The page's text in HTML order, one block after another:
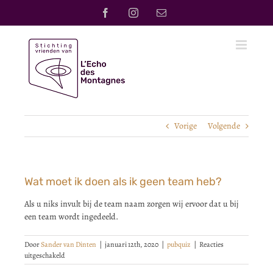
FacebookInstagram
E-
Vorige Volgende
Wat moet ik doen als ik geen team heb?
Als u niks invult bij de team naam zorgen wij ervoor dat u bij
een team wordt ingedeeld.
DoorSander van Dinten | januari 12th, 2020 | pubquiz | Reacties
uitgeschakeldvoor
Wat